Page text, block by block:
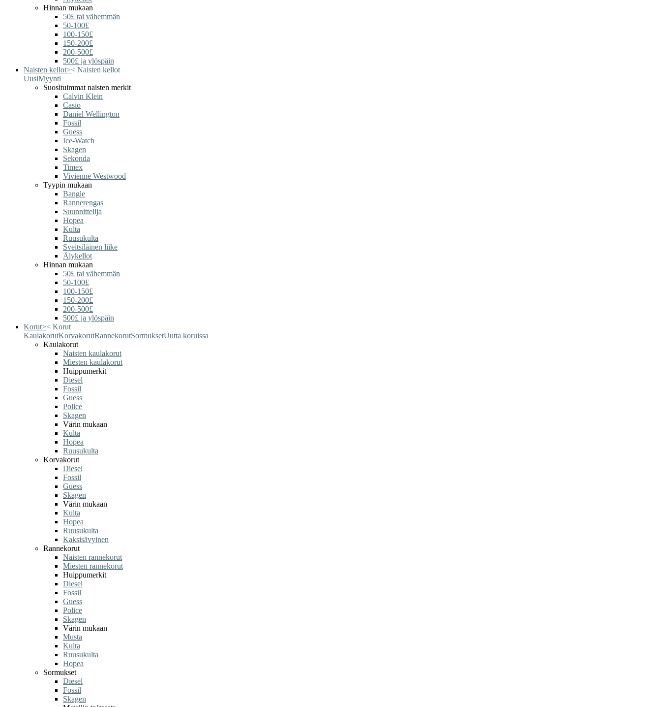
Hinnan mukaan
50£ tai vähemmän
50-100£
100-150£
150-200£
200-500£
500£ ja ylöspäin
Naisten kellot>< Naisten kellot
UusiMyynti
Suosituimmat naisten merkit
Calvin Klein
Casio
Daniel Wellington
Fossil
Guess
Ice-Watch
Skagen
Sekonda
Timex
Vivienne Westwood
Tyypin mukaan
Bangle
Rannerengas
Suunnittelija
Hopea
Kulta
Ruusukulta
Sveitsiläinen liike
Älykellot
Hinnan mukaan
50£ tai vähemmän
50-100£
100-150£
150-200£
200-500£
500£ ja ylöspäin
Korut>< Korut
KaulakorutKorvakorutRannekorutSormuksetUutta koruissa
Kaulakorut
Naisten kaulakorut
Miesten kaulakorut
Huippumerkit
Diesel
Fossil
Guess
Police
Skagen
Värin mukaan
Kulta
Hopea
Ruusukulta
Korvakorut
Diesel
Fossil
Guess
Skagen
Värin mukaan
Kulta
Hopea
Ruusukulta
Kaksisävyinen
Rannekorut
Naisten rannekorut
Miesten rannekorut
Huippumerkit
Diesel
Fossil
Guess
Police
Skagen
Värin mukaan
Musta
Kulta
Ruusukulta
Hopea
Sormukset
Diesel
Fossil
Skagen